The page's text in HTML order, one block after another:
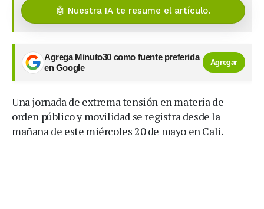
🤖 Nuestra IA te resume el artículo.
Agrega Minuto30 como fuente preferida
en Google
Agregar
Una jornada de extrema tensión en materia de
orden público y movilidad se registra desde la
mañana de este miércoles 20 de mayo en Cali.